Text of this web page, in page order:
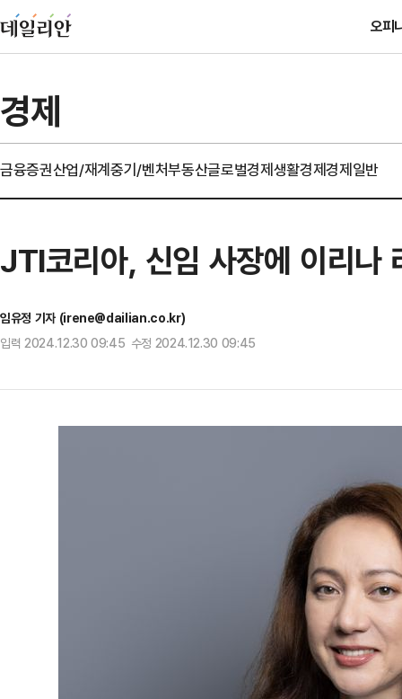
오피
경제
금융증권산업/재계중기/벤처부동산글로벌경제생활경제경제일반
JTI코리아, 신임 사장에 이리
임유정 기자 (irene@dailian.co.kr)
입력 2024.12.30 09:45 수정 2024.12.30 09:45